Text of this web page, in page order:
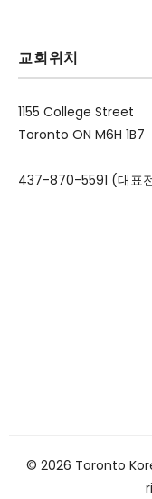
교회위치
1155 College Street
Toronto ON M6H 1B7
437-870-5591 (대표
© 2026 Toronto